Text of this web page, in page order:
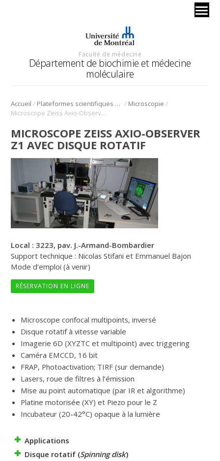
Faculté de médecine
Département de biochimie et médecine
moléculaire
Accueil / Plateformes scientifiques BMM / Microscopie /
Microscope Zeiss Axio-Observer Z1 avec disque rotatif
MICROSCOPE ZEISS AXIO-OBSERVER
Z1 AVEC DISQUE ROTATIF
Local : 3223, pav. J.-Armand-Bombardier
Support technique : Nicolas Stifani et Emmanuel Bajon
Mode d’emploi (à venir)
RÉSERVATION EN LIGNE
Microscope confocal multipoints, inversé
Disque rotatif à vitesse variable
Imagerie 6D (XYZTC et multipoint) avec triggering
Caméra EMCCD, 16 bit
FRAP, Photoactivation; TIRF (sur demande)
Lasers, roue de filtres à l’émission
Mise au point automatique (par IR et algorithme)
Platine motorisée (XY) et Piezo pour le Z
Incubateur (20-42°C) opaque à la lumière
Applications
Disque rotatif (Spinning disk)